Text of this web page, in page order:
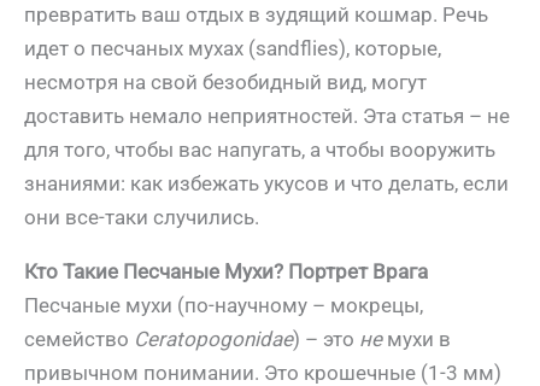
превратить ваш отдых в зудящий кошмар. Речь
идет о песчаных мухах (sandflies), которые,
несмотря на свой безобидный вид, могут
доставить немало неприятностей. Эта статья – не
для того, чтобы вас напугать, а чтобы вооружить
знаниями: как избежать укусов и что делать, если
они все-таки случились.
Кто Такие Песчаные Мухи? Портрет Врага
Песчаные мухи (по-научному – мокрецы,
семейство Ceratopogonidae) – это немухи в
привычном понимании. Это крошечные (1-3 мм)